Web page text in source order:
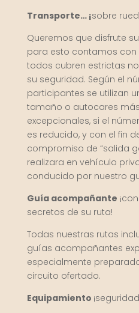
Transporte… ¡sobre
Queremos que disfrute
para esto contamos
todos cubren estrictas
su seguridad. Según el
participantes se utilizan
tamaño o autocares
excepcionales, si el
es reducido, y con el fin
compromiso de “salida
realizara en vehículo
conducido por nuestro
Guía acompañante
secretos de su ruta!
Todas nuestras rutas
guías acompañantes
especialmente
circuito ofertado.
Equipamiento